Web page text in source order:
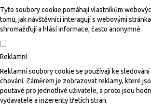
Tyto soubory cookie pomáhají vlastníkům
tomu, jak návštěvníci interagují s webovými
shromažďují a hlásí informace, často anonymně.
Reklamní
Reklamní soubory cookie se používají ke
chování. Záměrem je zobrazovat reklamy, které
poutavé pro jednotlivé uživatele, a proto jsou
vydavatele a inzerenty třetích stran.